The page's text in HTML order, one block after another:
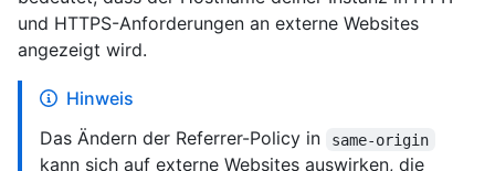
und HTTPS-Anforderungen an externe Websites
angezeigt wird.
Hinweis
Das Ändern der Referrer-Policy in
same-origin
kann sich auf externe Websites auswirken, die